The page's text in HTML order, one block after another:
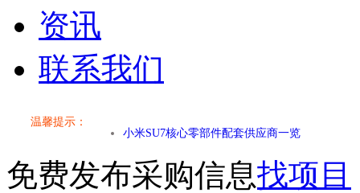
资讯
联系我们
温馨提示：
乐道L60核心零部件配套供应商一览
第二代 AION V核心零部件配套供应商一览
免费发布采购信息找项目